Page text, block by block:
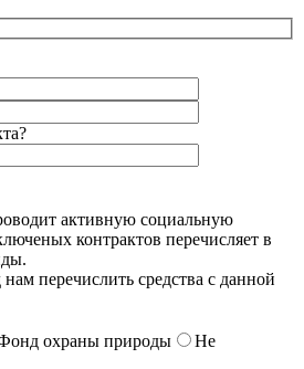
активную социальную
контрактов перечисляет в
перечислить средства с данной
охраны природы
Не